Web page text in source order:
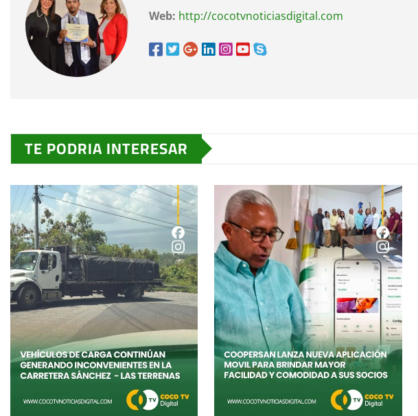
Web: http://cocotvnoticiasdigital.com
TE PODRIA INTERESAR